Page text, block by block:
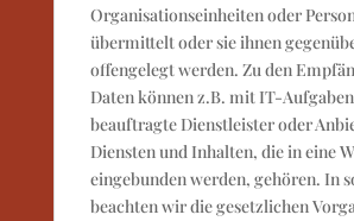
Organisationseinheiten oder
übermittelt oder sie ihnen
offengelegt werden. Zu den
Daten können z.B. mit IT-Aufgaben
beauftragte Dienstleister oder
Diensten und Inhalten, die in eine
eingebunden werden, gehören. In
beachten wir die gesetzlichen